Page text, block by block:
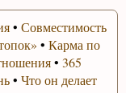
• Совместимость
• Карма по
•365
• Что он делает